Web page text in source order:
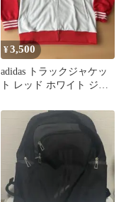
¥3,500
adidas トラックジャケッ
ト レッド ホワイト ジャ